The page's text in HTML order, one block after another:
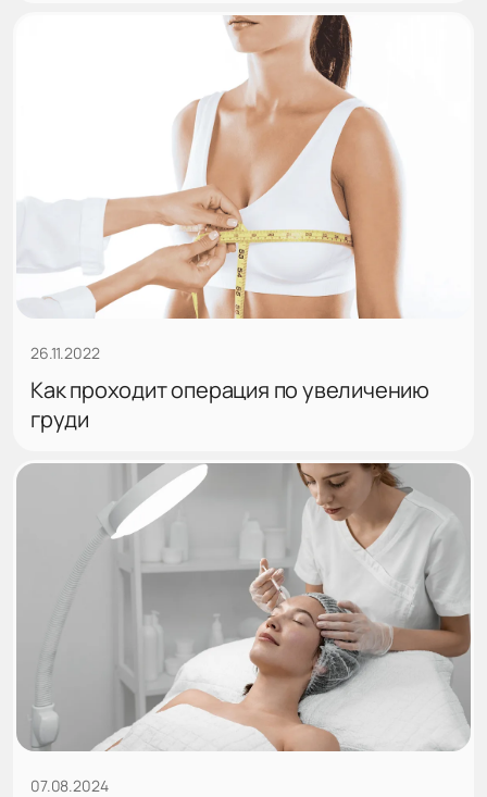
26.11.2022
Как проходит операция по увеличению
груди
07.08.2024